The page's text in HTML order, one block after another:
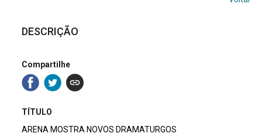
DESCRIÇÃO
Compartilhe
TÍTULO
ARENA MOSTRA NOVOS DRAMATURGOS